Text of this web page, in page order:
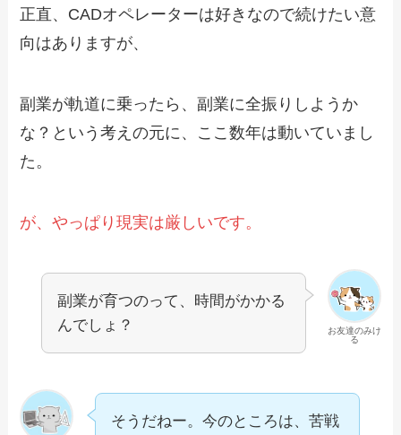
正直、CADオペレーターは好きなので続けたい意
向はありますが、
副業が軌道に乗ったら、副業に全振りしようか
な？という考えの元に、ここ数年は動いていまし
た。
が、やっぱり現実は厳しいです。
お友達のみけ
る
副業が育つのって、時間がかかる
んでしょ？
そうだねー。今のところは、苦戦